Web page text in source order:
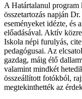
A Határtalanul program
összetartozás napján
eseményeket idézte, és
előadásával. Aktív
Iskola népi furulyás,
pedagógusai. Az
gazdag, máig élő
valamint mindkét
összeállított fotókból,
megtekinthették az